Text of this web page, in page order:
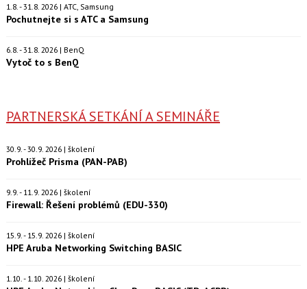
1.8. - 31.8. 2026 | ATC, Samsung
Pochutnejte si s ATC a Samsung
6.8. - 31.8. 2026 | BenQ
Vytoč to s BenQ
PARTNERSKÁ SETKÁNÍ A SEMINÁŘE
30.9. - 30.9. 2026 | školení
Prohlížeč Prisma (PAN-PAB)
9.9. - 11.9. 2026 | školení
Firewall: Řešení problémů (EDU-330)
15.9. - 15.9. 2026 | školení
HPE Aruba Networking Switching BASIC
1.10. - 1.10. 2026 | školení